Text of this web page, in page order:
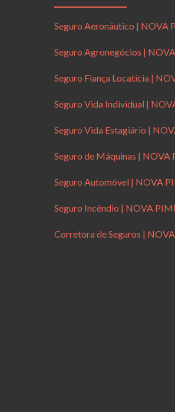
Seguro Aeronáutico | NOVA
Seguro Agronegócios |
Seguro Fiança Locatícia |
Seguro Vida Individual |
Seguro Vida Estagiário |
Seguro de Máquinas | NOVA
Seguro Automóvel | NOVA
Seguro Incêndio | NOVA
Corretora de Seguros |